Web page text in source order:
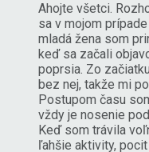
Ahojte všetci.
sa v mojom
mladá žena som
keď sa začali
poprsia. Zo
bez nej, takže mi
Postupom času
vždy je nosenie
Keď som trávila
ľahšie aktivity,